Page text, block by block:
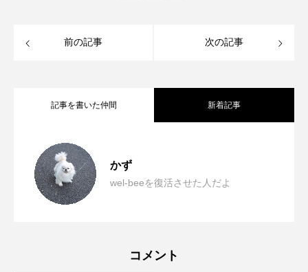
前の記事 次の記事
記事を書いた仲間 新着記事
かず
wel-beeを復活させた人だよ
2025.04.18
2025.01.19
コメント